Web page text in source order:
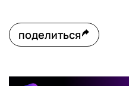
поделиться